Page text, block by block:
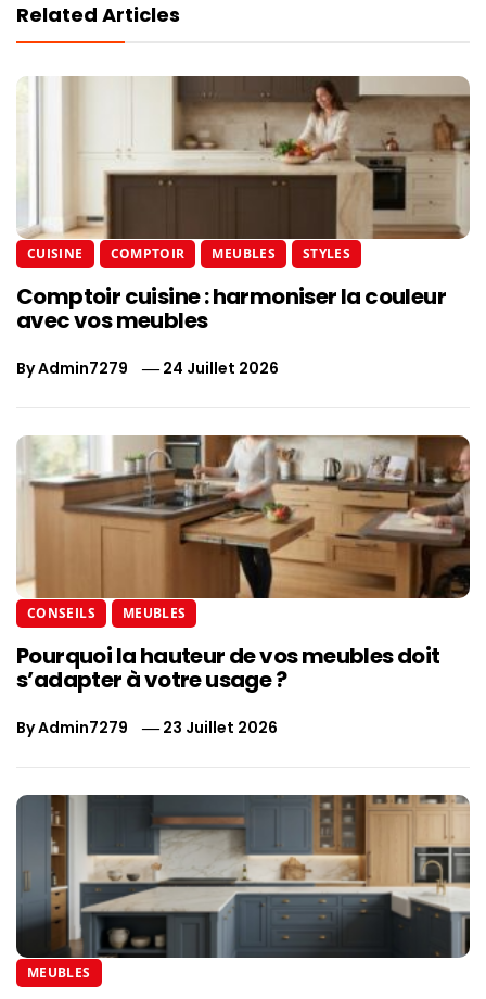
Related Articles
CUISINE COMPTOIR MEUBLES STYLES
Comptoir cuisine : harmoniser la couleur
avec vos meubles
ByAdmin7279 24 Juillet 2026
CONSEILS MEUBLES
Pourquoi la hauteur de vos meubles doit
s’adapter à votre usage ?
ByAdmin7279 23 Juillet 2026
MEUBLES